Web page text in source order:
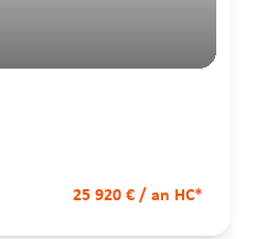
25 920 € / an HC*